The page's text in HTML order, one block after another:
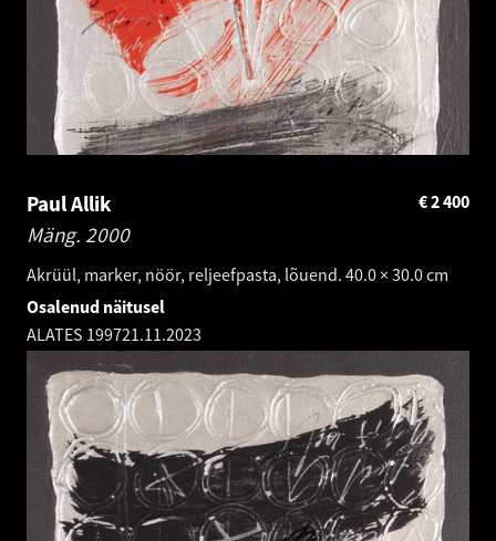
Paul Allik
Mäng. 2000
Akrüül, marker, nöör, reljeefpasta, lõuend. 40.0 × 30.0 cm
2 400
€
Osalenud näitusel
ALATES 199721.11.2023